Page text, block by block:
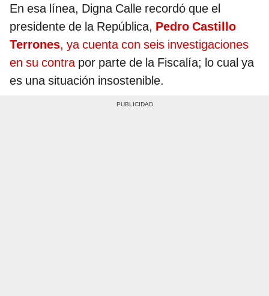
En esa línea, Digna Calle recordó que el
presidente de la República, Pedro Castillo
Terrones, ya cuenta con seis investigaciones
en su contrapor parte de la Fiscalía; lo cual ya
es una situación insostenible.